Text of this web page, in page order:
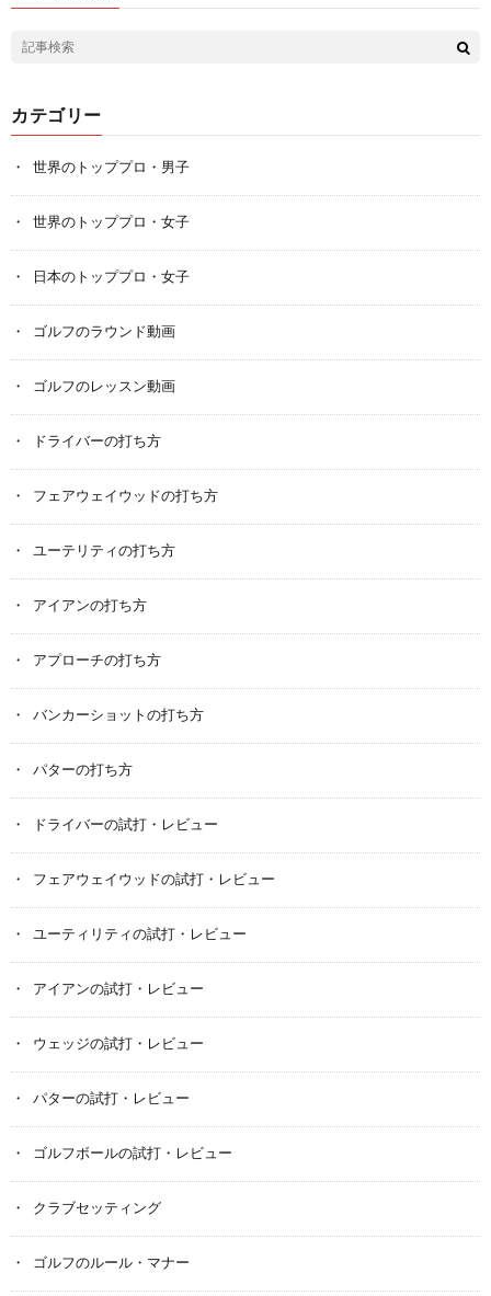
カテゴリー
世界のトッププロ・男子
世界のトッププロ・女子
日本のトッププロ・女子
ゴルフのラウンド動画
ゴルフのレッスン動画
ドライバーの打ち方
フェアウェイウッドの打ち方
ユーテリティの打ち方
アイアンの打ち方
アプローチの打ち方
バンカーショットの打ち方
パターの打ち方
ドライバーの試打・レビュー
フェアウェイウッドの試打・レビュー
ユーティリティの試打・レビュー
アイアンの試打・レビュー
ウェッジの試打・レビュー
パターの試打・レビュー
ゴルフボールの試打・レビュー
クラブセッティング
ゴルフのルール・マナー